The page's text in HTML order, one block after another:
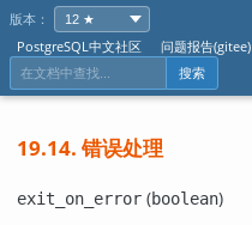
版本：
PostgreSQL中文社区
问题报告(gitee)
搜索
19.14. 错误处理
exit_on_error (boolean)